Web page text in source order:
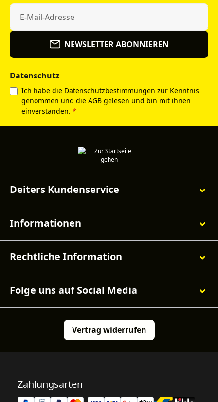
NEWSLETTER ABONNIEREN
Datenschutz
Ich habe die Datenschutzbestimmungen zur Kenntnis
genommen und die AGB gelesen und bin mit ihnen
einverstanden. *
Deiters Kundenservice
Informationen
Rechtliche Information
Folge uns auf Social Media
Vertrag widerrufen
Zahlungsarten